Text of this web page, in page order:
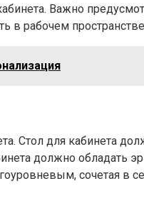
Важно
в рабочем
Стол для кабинета
должно обладать
сочетая в